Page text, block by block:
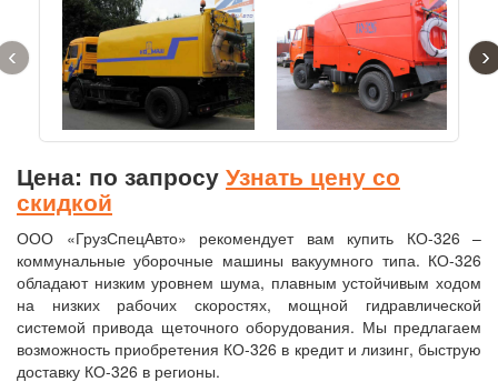
‹ ›
Цена: по запросу Узнать цену со
скидкой
ООО «ГрузСпецАвто» рекомендует вам купить КО-326 –
коммунальные уборочные машины вакуумного типа. КО-326
обладают низким уровнем шума, плавным устойчивым ходом
на низких рабочих скоростях, мощной гидравлической
системой привода щеточного оборудования. Мы предлагаем
возможность приобретения КО-326 в кредит и лизинг, быструю
доставку КО-326 в регионы.